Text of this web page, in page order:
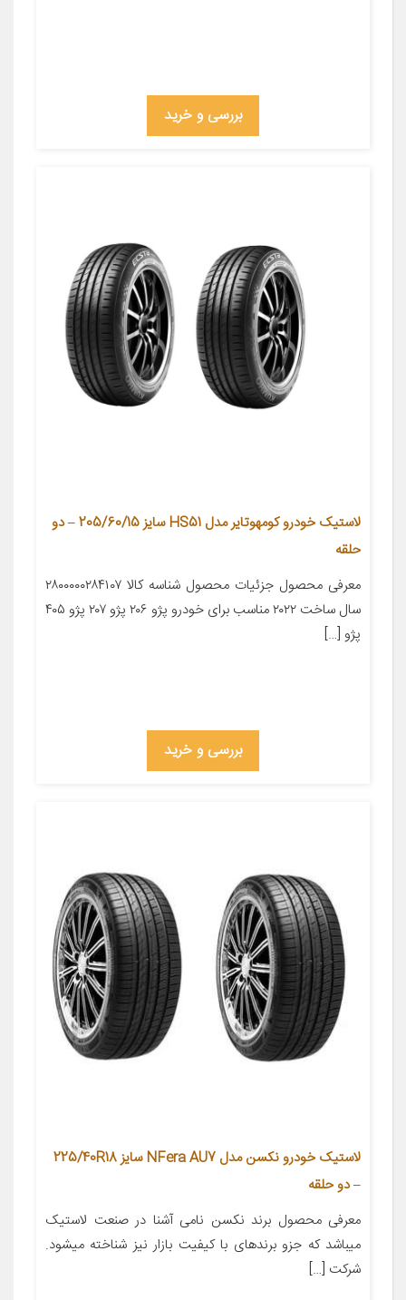
بررسی و خرید
لاستیک خودرو کومهوتایر مدل HS51 سایز 205/60/15 – دو
حلقه
معرفی محصول جزئیات محصول شناسه کالا ۲۸۰۰۰۰۰۲۸۴۱۰۷
سال ساخت ۲۰۲۲ مناسب برای خودرو پژو ۲۰۶ پژو ۲۰۷ پژو ۴۰۵
پژو […]
بررسی و خرید
لاستیک خودرو نکسن مدل NFera AU7 سایز 225/40R18
– دو حلقه
معرفی محصول برند نکسن نامی آشنا در صنعت لاستیک
میباشد که جزو برندهای با کیفیت بازار نیز شناخته میشود.
شرکت […]